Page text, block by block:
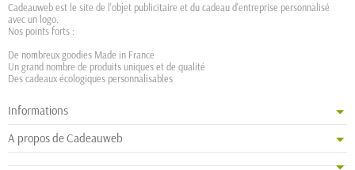
Cadeauweb est le site de l'objet publicitaire et du cadeau d'entreprise personnalisé
avec un logo.
Nos points forts :
De nombreux goodies Made in France
Un grand nombre de produits uniques et de qualité
Des cadeaux écologiques personnalisables
Informations
A propos de Cadeauweb